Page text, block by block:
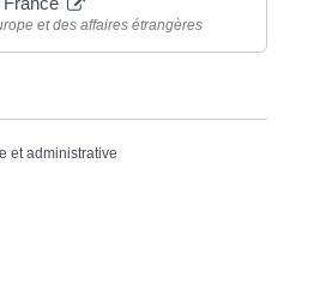
et des affaires étrangères
et administrative